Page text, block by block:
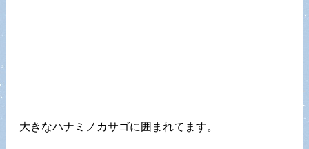
大きなハナミノカサゴに囲まれてます。